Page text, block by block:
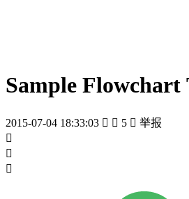
Sample Flowchart
2015-07-04 18:33:03   5  举报


